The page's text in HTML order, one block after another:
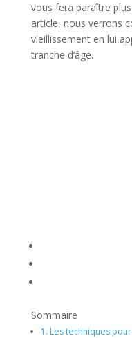
vous fera paraître
article, nous verrons
vieillissement en lui
tranche d’âge.
Sommaire
1. Les techniques